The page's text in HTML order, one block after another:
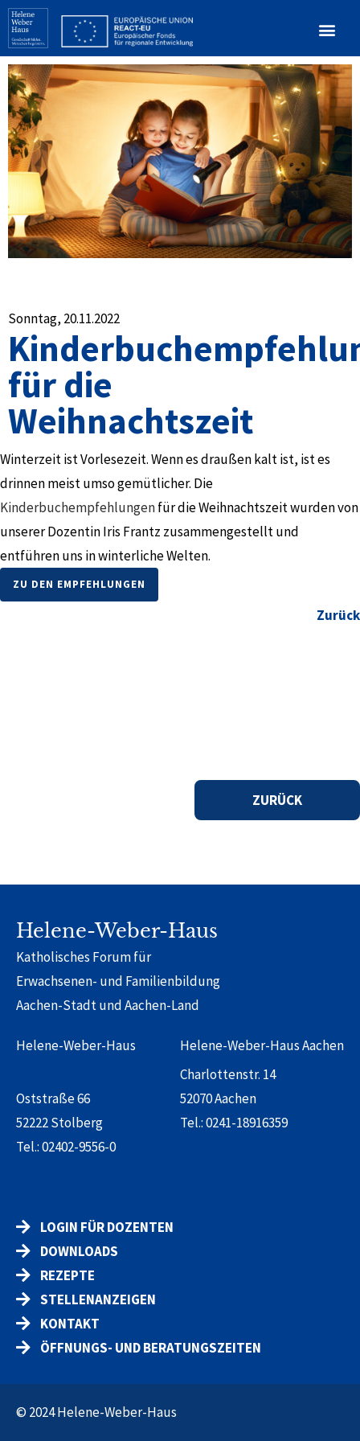
Sonntag, 20.11.2022
für die
Weihnachtszeit
Winterzeit ist Vorlesezeit. Wenn es draußen kalt ist, ist es
drinnen meist umso gemütlicher. Die
Kinderbuchempfehlungenfür die Weihnachtszeit wurden von
unserer Dozentin Iris Frantz zusammengestellt und
entführen uns in winterliche Welten.
ZU DEN EMPFEHLUNGEN
Zurück
ZURÜCK
Helene-Weber-Haus
Katholisches Forum für
Erwachsenen- und Familienbildung
Aachen-Stadt und Aachen-Land
Helene-Weber-Haus
Oststraße 66
52222 Stolberg
Tel.:02402-9556-0
Helene-Weber-Haus Aachen
Charlottenstr. 14
52070 Aachen
Tel.:0241-18916359
LOGIN FÜR DOZENTEN
DOWNLOADS
REZEPTE
STELLENANZEIGEN
KONTAKT
ÖFFNUNGS- UND BERATUNGSZEITEN
© 2024 Helene-Weber-Haus